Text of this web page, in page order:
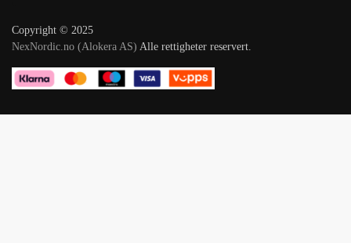
Copyright © 2025
NexNordic.no (Alokera AS) Alle rettigheter reservert.